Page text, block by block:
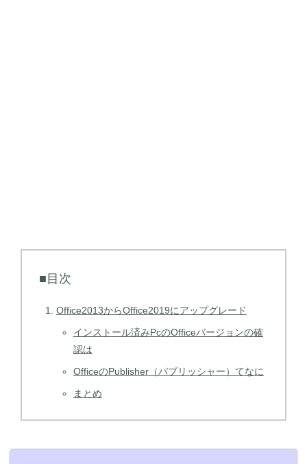
■目次
Office2013からOffice2019にアップグレード
インストール済みPcのOfficeバージョンの確
認は
OfficeのPublisher（パブリッシャー）てなに
まとめ